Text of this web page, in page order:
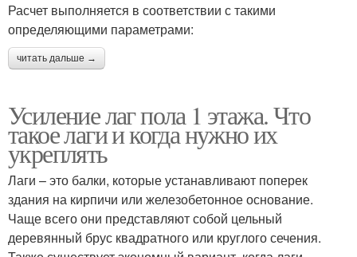
Расчет выполняется в соответствии с такими
определяющими параметрами:
читать дальше →
Усиление лаг пола 1 этажа. Что
такое лаги и когда нужно их
укреплять
Лаги – это балки, которые устанавливают поперек
здания на кирпичи или железобетонное основание.
Чаще всего они представляют собой цельный
деревянный брус квадратного или круглого сечения.